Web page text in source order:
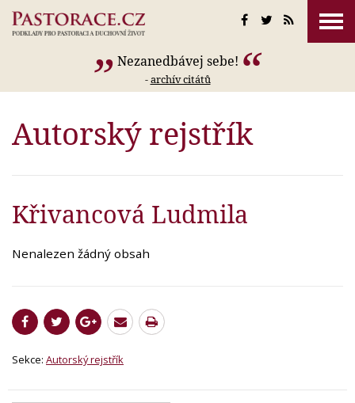
Nezanedbávej sebe!
-archív citátů
Autorský rejstřík
Křivancová Ludmila
Nenalezen žádný obsah
Sekce: Autorský rejstřík